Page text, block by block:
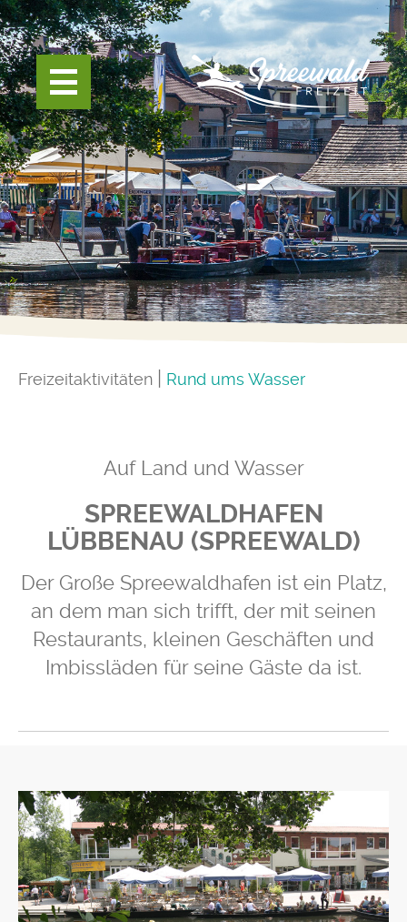
Freizeitaktivitäten Rund ums Wasser
Auf Land und Wasser
SPREEWALDHAFEN
LÜBBENAU (SPREEWALD)
Der Große Spreewaldhafen ist ein Platz,
an dem man sich trifft, der mit seinen
Restaurants, kleinen Geschäften und
Imbissläden für seine Gäste da ist.